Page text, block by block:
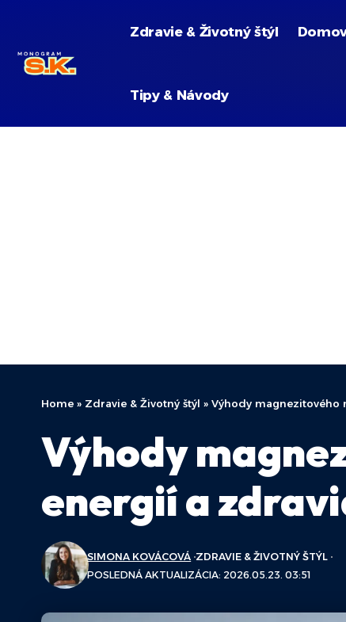
Zdravie & Životný štýl
Tipy & Návody
Home » Zdravie & Životný štýl » Výhody magnezitového
Výhody
energií a
POSLEDNÁ AKTUALIZÁCIA: 2026.05.23. 03:51
SIMONA KOVÁCOVÁ ZDRAVIE & ŽIVOTNÝ ŠTÝL